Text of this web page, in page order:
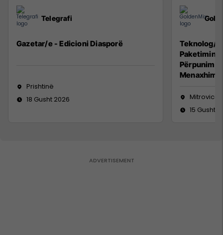
Telegrafi
Gazetar/e - Edicioni Diasporë
Prishtinë
18 Gusht 2026
Teknolog/e
Paketimin
Mitrovicë
15 Gusht